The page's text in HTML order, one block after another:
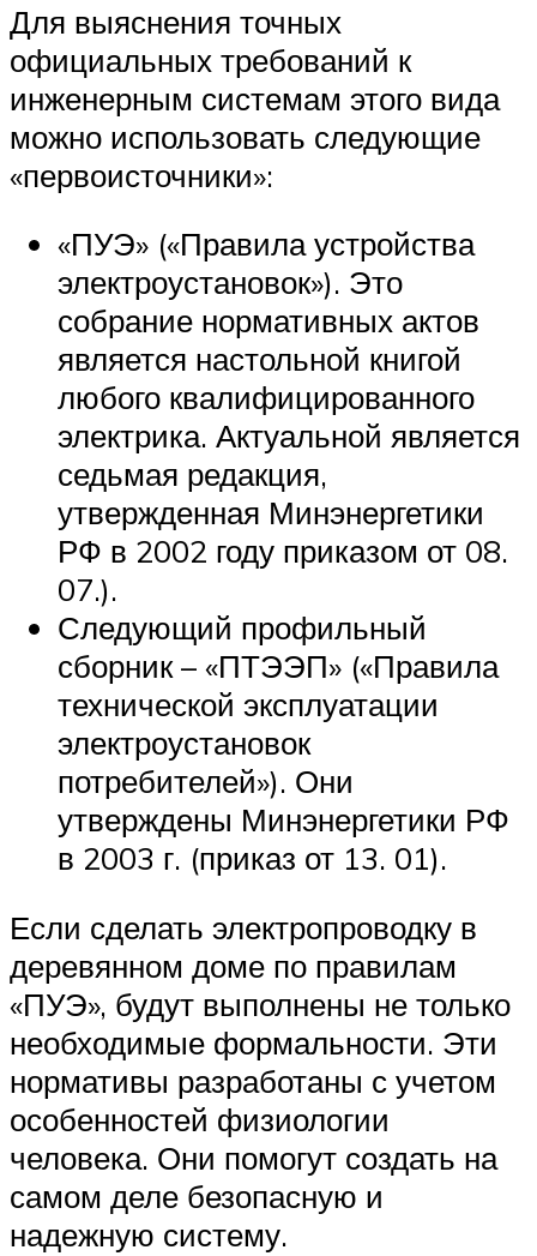
Для выяснения точных
официальных требований к
инженерным системам этого вида
можно использовать следующие
«первоисточники»:
«ПУЭ» («Правила устройства
электроустановок»). Это
собрание нормативных актов
является настольной книгой
любого квалифицированного
электрика. Актуальной является
седьмая редакция,
утвержденная Минэнергетики
РФ в 2002 году приказом от 08.
07.).
Следующий профильный
сборник – «ПТЭЭП» («Правила
технической эксплуатации
электроустановок
потребителей»). Они
утверждены Минэнергетики РФ
в 2003 г. (приказ от 13. 01).
Если сделать электропроводку в
деревянном доме по правилам
«ПУЭ», будут выполнены не только
необходимые формальности. Эти
нормативы разработаны с учетом
особенностей физиологии
человека. Они помогут создать на
самом деле безопасную и
надежную систему.